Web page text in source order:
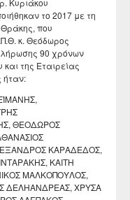
Κυριάκου
το 2017 με τη
που
κ. Θεόδωρος
90 χρόνων
της Εταιρείας
ήταν:
ΘΕΟΔΩΡΟΣ
ΚΑΡΑΔΕΔΟΣ,
ΚΑΙΤΗ
ΜΑΛΚΟΠΟΥΛΟΣ,
ΔΕΛΗΑΝΔΡΕΑΣ, ΧΡΥΣΑ